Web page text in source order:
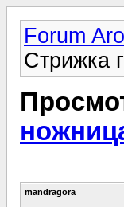
Forum
Стрижка
mandragora